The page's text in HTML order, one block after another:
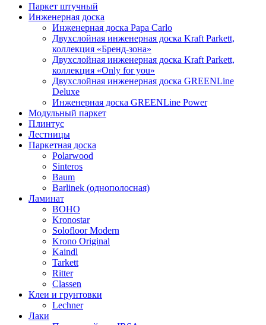
Паркет штучный
Инженерная доска
Инженерная доска Papa Carlo
Двухслойная инженерная доска Kraft Parkett,
коллекция «Бренд-зона»
Двухслойная инженерная доска Kraft Parkett,
коллекция «Only for you»
Двухслойная инженерная доска GREENLine
Deluxe
Инженерная доска GREENLine Power
Модульный паркет
Плинтус
Лестницы
Паркетная доска
Polarwood
Sinteros
Baum
Barlinek (однополосная)
Ламинат
BOHO
Kronostar
Solofloor Modern
Krono Original
Kaindl
Tarkett
Ritter
Classen
Клеи и грунтовки
Lechner
Лаки